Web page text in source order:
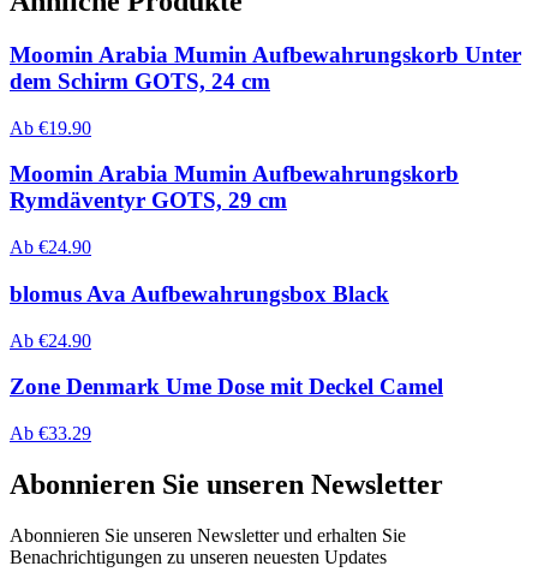
Moomin Arabia Mumin Aufbewahrungskorb Unter
dem Schirm GOTS, 24 cm
Ab €19.90
Moomin Arabia Mumin Aufbewahrungskorb
Rymdäventyr GOTS, 29 cm
Ab €24.90
blomus Ava Aufbewahrungsbox Black
Ab €24.90
Zone Denmark Ume Dose mit Deckel Camel
Ab €33.29
Abonnieren Sie unseren Newsletter
Abonnieren Sie unseren Newsletter und erhalten Sie
Benachrichtigungen zu unseren neuesten Updates